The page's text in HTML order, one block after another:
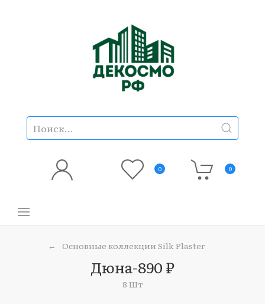
0 0
Основные коллекции Silk Plaster
Дюна-890 ₽
8 Шт